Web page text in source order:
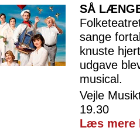
SÅ
sange
knuste
udgave
musical.
Vejle
19.30
Læs mere